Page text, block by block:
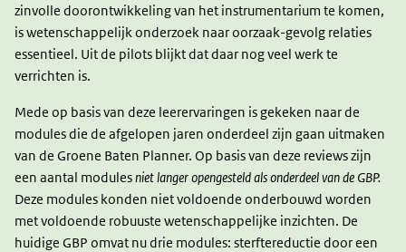
zinvolle doorontwikkeling van het instrumentarium te komen,
is wetenschappelijk onderzoek naar oorzaak-gevolg relaties
essentieel. Uit de pilots blijkt dat daar nog veel werk te
verrichten is.
Mede op basis van deze leerervaringen is gekeken naar de
modules die de afgelopen jaren onderdeel zijn gaan uitmaken
van de Groene Baten Planner. Op basis van deze reviews zijn
een aantal modulesniet langer opengesteld als onderdeel van de GBP.
Deze modules konden niet voldoende onderbouwd worden
met voldoende robuuste wetenschappelijke inzichten. De
huidige GBP omvat nu drie modules: sterftereductie door een